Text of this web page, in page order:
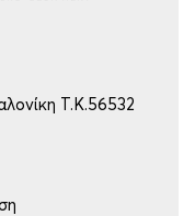
Τ.Κ.56532